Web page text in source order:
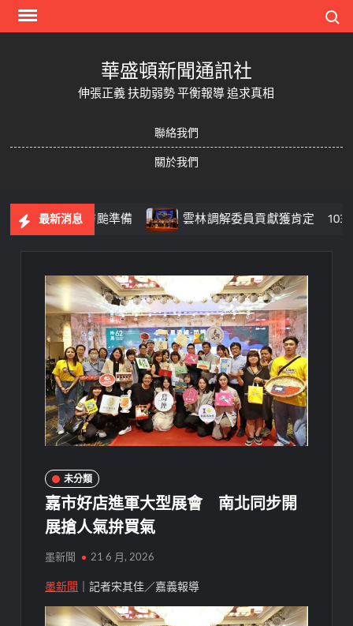
Skip
華盛頓新聞通訊社
伸張正義 扶助弱勢 平衡報導 追求真相
聯絡我們
關於我們
最新消息
及早做好防颱準備 雲林調解委員貢獻獲肯定 103位績
未分類
嘉市好店進軍大型展會 南北同步開
展搶人氣拚買氣
墨新聞 21 6 月, 2026
墨新聞 ｜記者宋其佳／嘉義報導